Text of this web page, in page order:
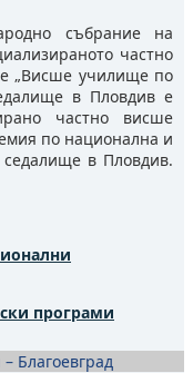
събрание на
частно
„Висше училище по
в Пловдив е
частно висше
по национална и
седалище в Пловдив.
програми
Благоевград